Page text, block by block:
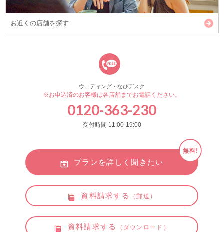
お近くの店舗を探す
ウェディング・なびデスク
※お申込済のお客様は各店舗までお電話ください。
0120-363-230
受付時間 11:00-19:00
プランを詳しく聞きたい
無料!
資料請求する （郵送）
資料請求する （ダウンロード）